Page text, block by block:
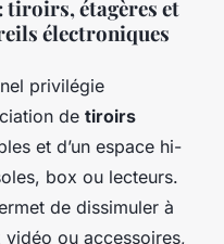
tiroirs, étagères et
électroniques
privilégie
de tiroirs
et d’un espace hi-
box ou lecteurs.
de dissimuler à
ou accessoires,